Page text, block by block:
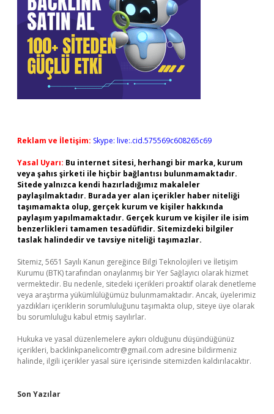
Reklam ve İletişim: Skype: live:.cid.575569c608265c69
Yasal Uyarı: Bu internet sitesi, herhangi bir marka, kurum
veya şahıs şirketi ile hiçbir bağlantısı bulunmamaktadır.
Sitede yalnızca kendi hazırladığımız makaleler
paylaşılmaktadır. Burada yer alan içerikler haber niteliği
taşımamakta olup, gerçek kurum ve kişiler hakkında
paylaşım yapılmamaktadır. Gerçek kurum ve kişiler ile isim
benzerlikleri tamamen tesadüfidir. Sitemizdeki bilgiler
taslak halindedir ve tavsiye niteliği taşımazlar.
Sitemiz, 5651 Sayılı Kanun gereğince Bilgi Teknolojileri ve İletişim
Kurumu (BTK) tarafından onaylanmış bir Yer Sağlayıcı olarak hizmet
vermektedir. Bu nedenle, sitedeki içerikleri proaktif olarak denetleme
veya araştırma yükümlülüğümüz bulunmamaktadır. Ancak, üyelerimiz
yazdıkları içeriklerin sorumluluğunu taşımakta olup, siteye üye olarak
bu sorumluluğu kabul etmiş sayılırlar.
Hukuka ve yasal düzenlemelere aykırı olduğunu düşündüğünüz
içerikleri, backlinkpanelicomtr@gmail.com adresine bildirmeniz
halinde, ilgili içerikler yasal süre içerisinde sitemizden kaldırılacaktır.
Son Yazılar